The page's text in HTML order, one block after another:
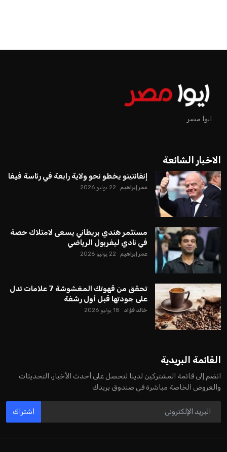
ايوا مصر
الاخبار الشائعة
إنفانتينو يخطو نحو ولاية رابعة في رئاسة فيفا
عمر إبراهيم 22 يوليو 2026
مستثمر هندي بريطاني يسعى لامتلاك حصة
في نادي ليفربول الرياضي
عمر إبراهيم 22 يوليو 2026
تحقق من قهوتك المغشوشة 7 علامات تدل
على جودتها قبل أول رشفة
خالد فؤاد 18 يوليو 2026
القائمة البريدية
انضم إلى قائمة المشتركين لدينا لتحصل على أحدث الأخبار، التحديثات
والعروض الخاصة مباشرة في صندوق بريدك
اشتراك